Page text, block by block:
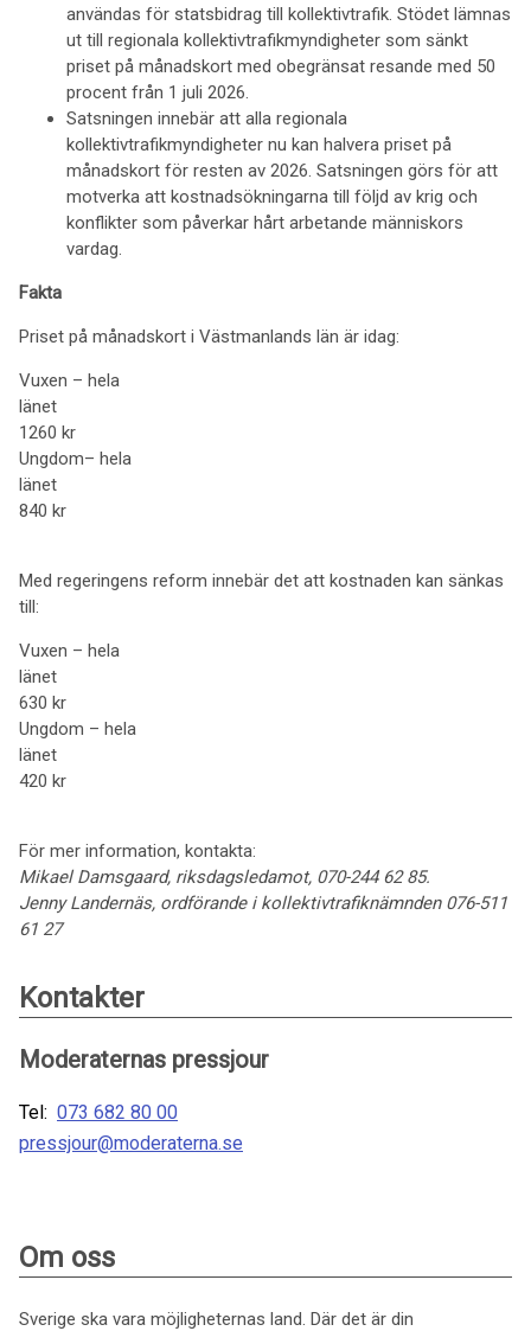
användas för statsbidrag till kollektivtrafik. Stödet lämnas
ut till regionala kollektivtrafikmyndigheter som sänkt
priset på månadskort med obegränsat resande med 50
procent från 1 juli 2026.
Satsningen innebär att alla regionala
kollektivtrafikmyndigheter nu kan halvera priset på
månadskort för resten av 2026. Satsningen görs för att
motverka att kostnadsökningarna till följd av krig och
konflikter som påverkar hårt arbetande människors
vardag.
Fakta
Priset på månadskort i Västmanlands län är idag:
Vuxen – hela
länet
1260 kr
Ungdom– hela
länet
840 kr
Med regeringens reform innebär det att kostnaden kan sänkas
till:
Vuxen – hela
länet
630 kr
Ungdom – hela
länet
420 kr
För mer information, kontakta:
Mikael Damsgaard, riksdagsledamot, 070-244 62 85.
Jenny Landernäs, ordförande i kollektivtrafiknämnden 076-511
61 27
Kontakter
Moderaternas pressjour
Tel: 073 682 80 00
pressjour@moderaterna.se
Om oss
Sverige ska vara möjligheternas land. Där det är din